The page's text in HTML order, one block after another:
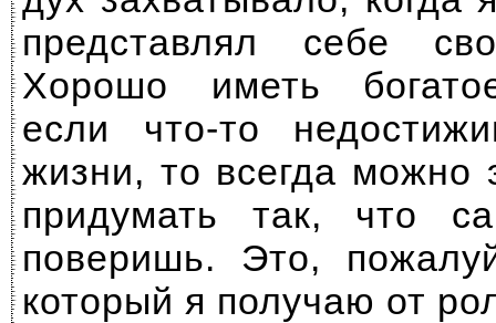
представлял себе
Хорошо иметь
если что-то
жизни, то всегда можно
придумать так, что
поверишь. Это,
который я получаю от